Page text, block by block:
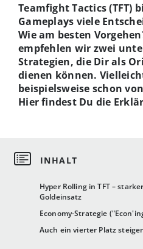
Hyper Rolling in TFT –
Goldeinsatz
Economy-Strategie
Auch ein vierter Platz
Teamfight Tactics (TFT)
Gameplays viele
Wie am besten
empfehlen wir zwei
Strategien, die Dir als
dienen können.
beispielsweise schon
Hier findest Du die